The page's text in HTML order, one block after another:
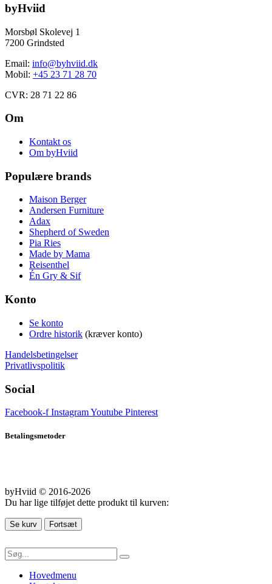
byHviid
Morsbøl Skolevej 1
7200 Grindsted
Email: info@byhviid.dk
Mobil: +45 23 71 28 70
CVR: 28 71 22 86
Om
Kontakt os
Om byHviid
Populære brands
Maison Berger
Andersen Furniture
Adax
Shepherd of Sweden
Pia Ries
Made by Mama
Reisenthel
Én Gry & Sif
Konto
Se konto
Ordre historik (kræver konto)
Handelsbetingelser
Privatlivspolitik
Social
Facebook-f InstagramYoutube Pinterest
Betalingsmetoder
byHviid © 2016-2026
Du har lige tilføjet dette produkt til kurven:
Se kurv Fortsæt
Hovedmenu